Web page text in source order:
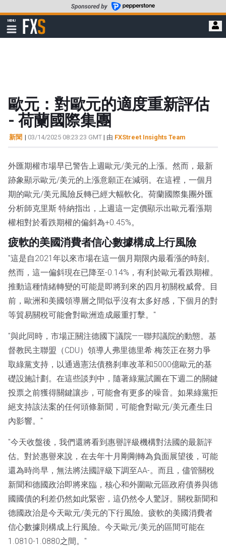
至
要
MENU
顯
示
FXStreet
歐元：對歐元的適度重新評估
- 荷蘭國際集團
新聞 | 03/14/2025 08:23:23 GMT | 由 FXStreet Insights Team
外匯期權市場早已警告上週歐元/美元的上漲。然而，最新
跡象顯示歐元/美元的上漲意願正在減弱。在這裡，一個月
期的歐元/美元風險反轉已經大幅軟化。荷蘭國際集團外匯
分析師克里斯·特納指出，上週這一定價顯示出歐元看漲期
權相對於看跌期權的偏斜為+0.45%。
疲軟的美國消費者信心數據構成上行風險
"這是自2021年以來市場在這一個月期限內最看漲的時刻。
然而，這一偏斜現在已降至-0.14%，有利於歐元看跌期權。
推動這種情緒轉變的可能是即將到來的四月初關稅威脅。目
前，歐洲和美國領導層之間似乎沒有太多好感，下個月的對
等貿易關稅可能會對歐洲造成嚴重打擊。"
"與此同時，市場正關注德國下議院——聯邦議院的動態。基
督教民主聯盟（CDU）領導人弗里德里希·梅茨正在努力爭
取綠黨支持，以通過憲法債務刹車改革和5000億歐元的基
礎設施計劃。在這些談判中，隨著綠黨試圖在下週二的關鍵
投票之前獲得關鍵讓步，可能會有更多的噪音。如果綠黨拒
絕支持該法案的任何頭條新聞，可能會對歐元/美元產生日
內影響。"
"今天收盤後，我們還將看到惠譽評級機構對法國的最新評
估。對於惠譽來說，在去年十月剛剛轉為負面展望後，可能
還為時尚早，無法將法國評級下調至AA-。而且，儘管關稅
新聞和德國政治即將來臨，核心和外圍歐元區政府債券與德
國國債的利差仍然如此緊密，這仍然令人驚訝。關稅新聞和
德國政治是今天歐元/美元的下行風險。疲軟的美國消費者
信心數據則構成上行風險。今天歐元/美元的區間可能在
1.0810-1.0880之間。"